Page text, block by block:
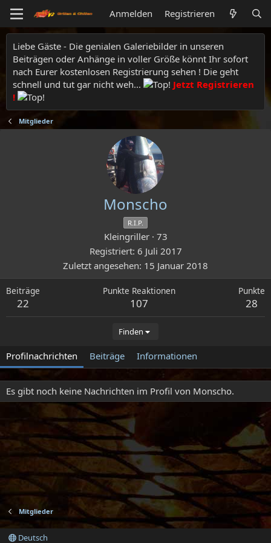
Anmelden Registrieren
Liebe Gäste - Die genialen Galeriebilder in unseren
Beiträgen oder Anhänge in voller Größe könnt Ihr sofort
nach Eurer kostenlosen Registrierung sehen ! Die geht
schnell und tut gar nicht weh...
Jetzt Registrieren
!
Mitglieder
Monscho
R.I.P.
Kleingriller · 73
Registriert 6 Juli 2017
Zuletzt angesehen 15 Januar 2018
Beiträge
22
Punkte Reaktionen
107
Punkte
28
Finden
Profilnachrichten Beiträge Informationen
Es gibt noch keine Nachrichten im Profil von Monscho.
Mitglieder
Deutsch